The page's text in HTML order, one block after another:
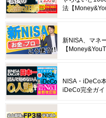
法【
新NISA、マネ
【
NISA・iDeCo
iDeCo完全ガイ